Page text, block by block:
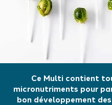
Ce Multi contient
micronutriments pour
bon développement